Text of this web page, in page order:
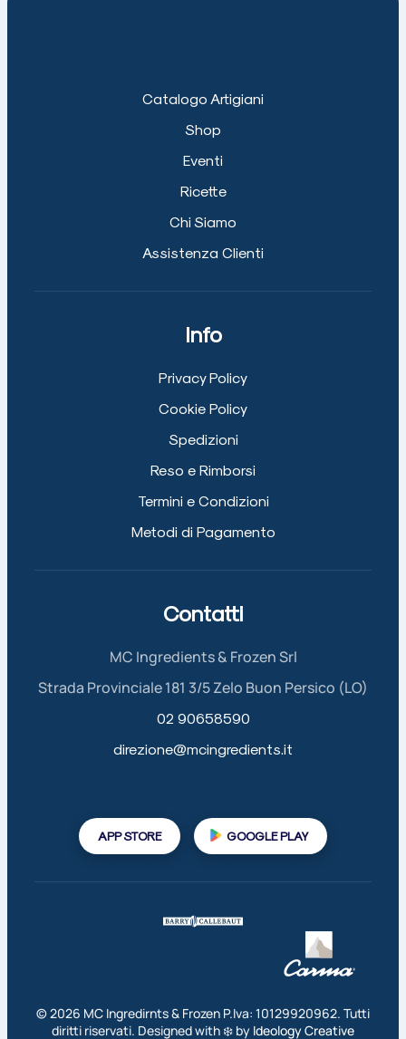
Catalogo Artigiani
Shop
Eventi
Ricette
Chi Siamo
Assistenza Clienti
Info
Privacy Policy
Cookie Policy
Spedizioni
Reso e Rimborsi
Termini e Condizioni
Metodi di Pagamento
Contatti
MC Ingredients & Frozen Srl
Strada Provinciale 181 3/5 Zelo Buon Persico (LO)
02 90658590
direzione@mcingredients.it
APP STORE GOOGLE PLAY
©2026 MC Ingredirnts & Frozen P.Iva: 10129920962. Tutti
diritti riservati. Designed with ❄️ by Ideology Creative